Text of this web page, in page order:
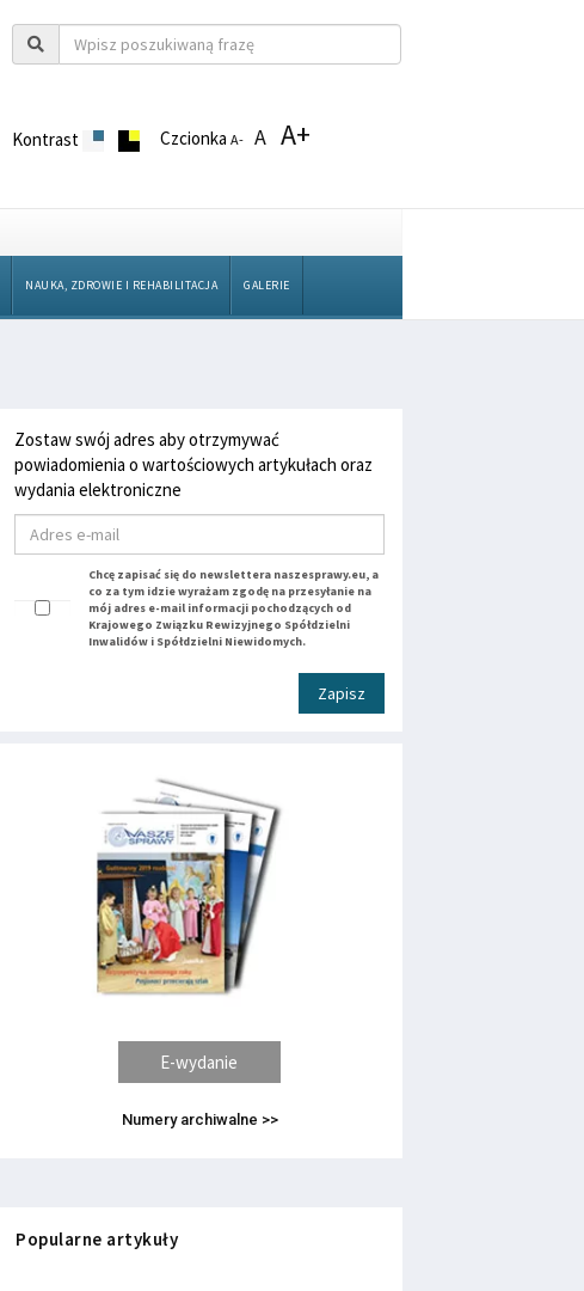
Kontrast CzcionkaA- A A+
NAUKA, ZDROWIE I REHABILITACJA GALERIE
Zostaw swój adres aby otrzymywać
powiadomienia o wartościowych artykułach oraz
wydania elektroniczne
Chcę zapisać się do newslettera naszesprawy.eu, a
co za tym idzie wyrażam zgodę na przesyłanie na
mój adres e-mail informacji pochodzących od
Krajowego Związku Rewizyjnego Spółdzielni
Inwalidów i Spółdzielni Niewidomych.
Zapisz
E-wydanie
Numery archiwalne >>
Popularne artykuły